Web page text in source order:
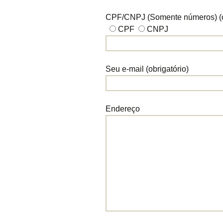
CPF/CNPJ (Somente números)
CPF
CNPJ
Seu e-mail (obrigatório)
Endereço